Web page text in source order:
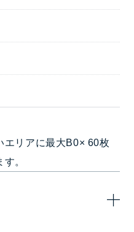
エリアに最大B0× 60枚
。